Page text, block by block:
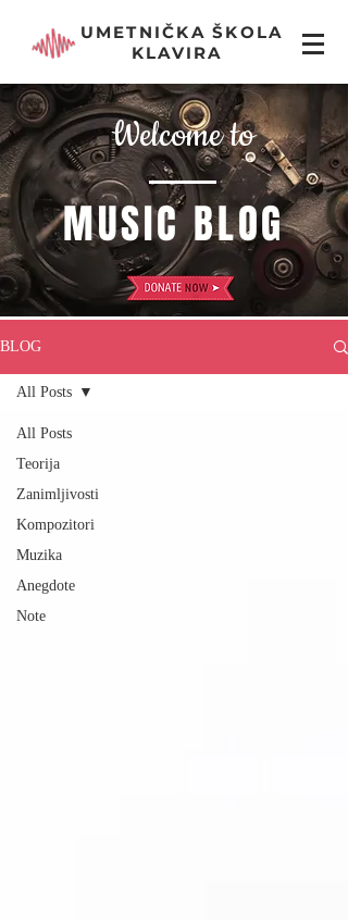
UMETNIČKA ŠKOLA
KLAVIRA
Welcome to
MUSIC BLOG
BLOG
All Posts
Teorija
Zanimljivosti
Kompozitori
Muzika
Anegdote
Note
All Posts